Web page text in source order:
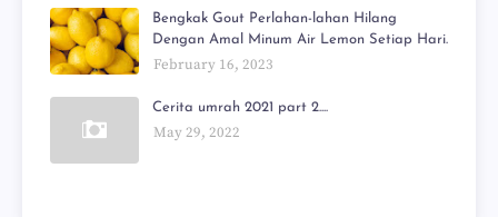
Bengkak Gout Perlahan-lahan Hilang
Dengan Amal Minum Air Lemon Setiap Hari.
February 16, 2023
Cerita umrah 2021 part 2....
May 29, 2022